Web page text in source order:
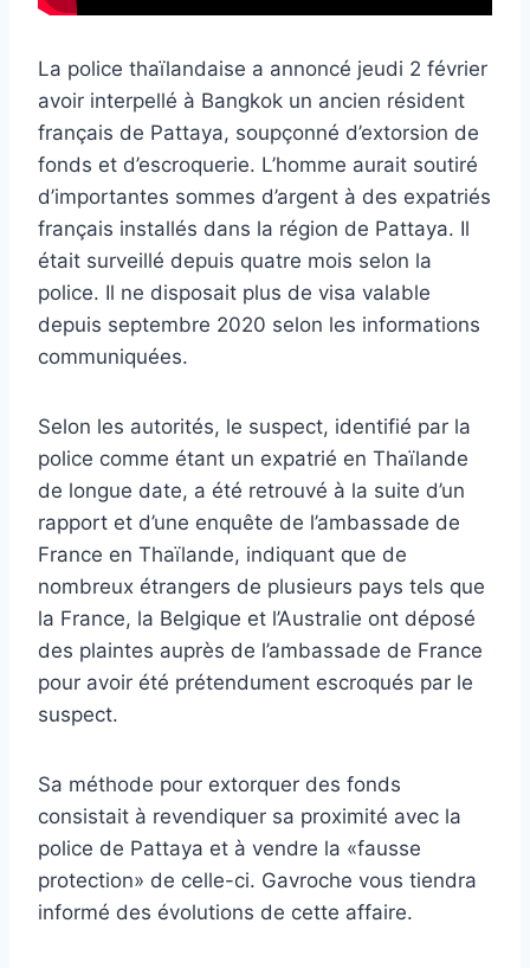
La police thaïlandaise a annoncé jeudi 2 février
avoir interpellé à Bangkok un ancien résident
français de Pattaya, soupçonné d’extorsion de
fonds et d’escroquerie. L’homme aurait soutiré
d’importantes sommes d’argent à des expatriés
français installés dans la région de Pattaya. Il
était surveillé depuis quatre mois selon la
police. Il ne disposait plus de visa valable
depuis septembre 2020 selon les informations
communiquées.
Selon les autorités, le suspect, identifié par la
police comme étant un expatrié en Thaïlande
de longue date, a été retrouvé à la suite d’un
rapport et d’une enquête de l’ambassade de
France en Thaïlande, indiquant que de
nombreux étrangers de plusieurs pays tels que
la France, la Belgique et l’Australie ont déposé
des plaintes auprès de l’ambassade de France
pour avoir été prétendument escroqués par le
suspect.
Sa méthode pour extorquer des fonds
consistait à revendiquer sa proximité avec la
police de Pattaya et à vendre la «fausse
protection» de celle-ci. Gavroche vous tiendra
informé des évolutions de cette affaire.